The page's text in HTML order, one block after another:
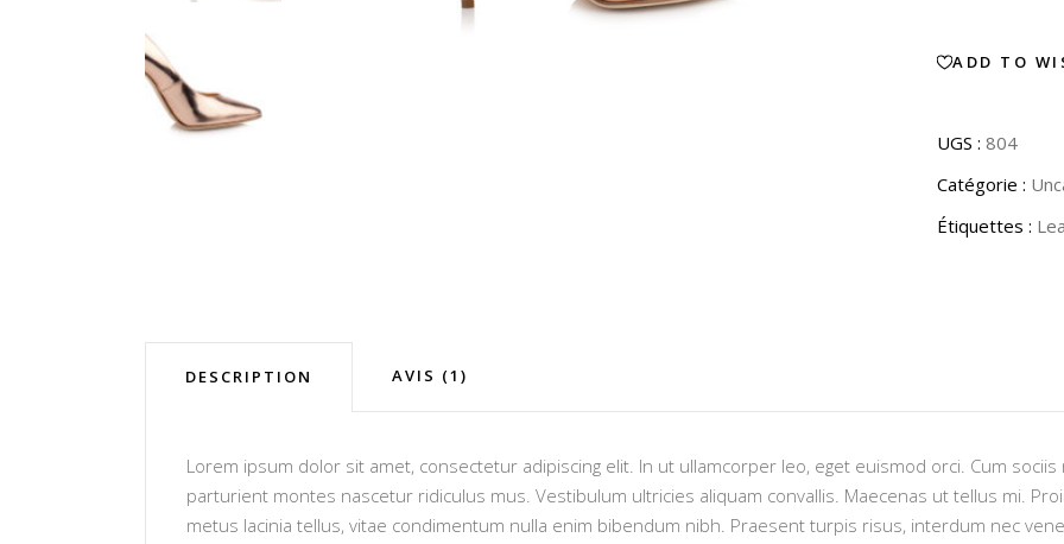
ADD TO
UGS : 804
Catégorie :
Étiquettes :
DESCRIPTION AVIS (1)
Lorem ipsum dolor sit amet, consectetur adipiscing elit. In ut ullamcorper leo, eget euismod orci. Cum
parturient montes nascetur ridiculus mus. Vestibulum ultricies aliquam convallis. Maecenas ut tellus mi.
metus lacinia tellus, vitae condimentum nulla enim bibendum nibh. Praesent turpis risus, interdum nec